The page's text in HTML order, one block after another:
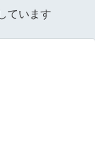
ています